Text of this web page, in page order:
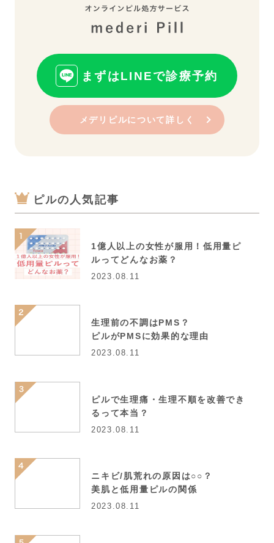
まずはLINEで診療予約
メデリピルについて詳しく
ピルの人気記事
1億人以上の女性が服用！低用量ピ
ルってどんなお薬？
2023.08.11
生理前の不調はPMS？
ピルがPMSに効果的な理由
2023.08.11
ピルで生理痛・生理不順を改善でき
るって本当？
2023.08.11
ニキビ/肌荒れの原因は○○？
美肌と低用量ピルの関係
2023.08.11